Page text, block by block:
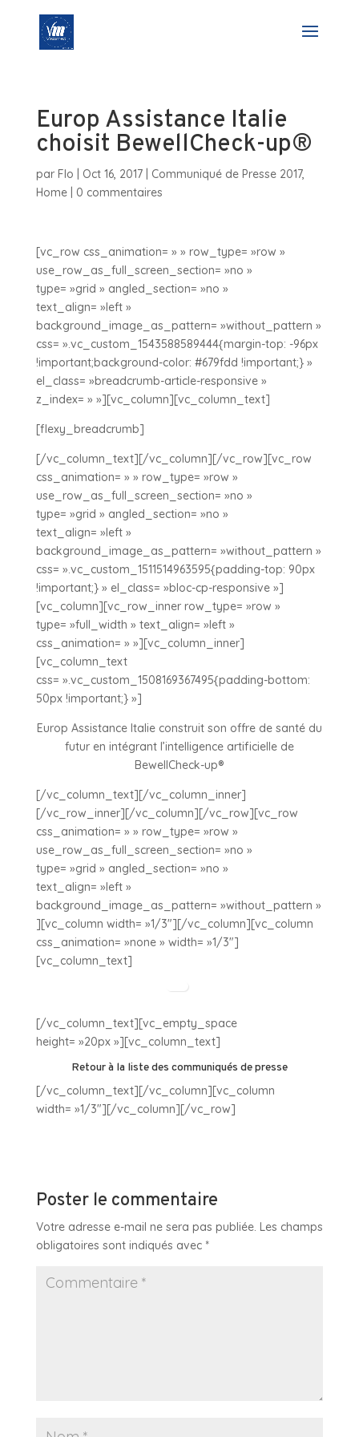
Europ Assistance Italie
choisit BewellCheck-up®
par Flo Oct 16, 2017| Communiqué de Presse 2017,
Home| 0 commentaires
[vc_row css_animation= » » row_type= »row »
use_row_as_full_screen_section= »no »
type= »grid » angled_section= »no »
text_align= »left »
background_image_as_pattern= »without_pattern »
css= ».vc_custom_1543588589444{margin-top: -96px
!important;background-color: #679fdd !important;} »
el_class= »breadcrumb-article-responsive »
z_index= » »][vc_column][vc_column_text]
[flexy_breadcrumb]
[/vc_column_text][/vc_column][/vc_row][vc_row
css_animation= » » row_type= »row »
use_row_as_full_screen_section= »no »
type= »grid » angled_section= »no »
text_align= »left »
background_image_as_pattern= »without_pattern »
css= ».vc_custom_1511514963595{padding-top: 90px
!important;} » el_class= »bloc-cp-responsive »]
[vc_column][vc_row_inner row_type= »row »
type= »full_width » text_align= »left »
css_animation= » »][vc_column_inner]
[vc_column_text
css= ».vc_custom_1508169367495{padding-bottom:
50px !important;} »]
Europ Assistance Italie construit son offre de santé du
futur en intégrant l’intelligence artificielle de
BewellCheck-up®
[/vc_column_text][/vc_column_inner]
[/vc_row_inner][/vc_column][/vc_row][vc_row
css_animation= » » row_type= »row »
use_row_as_full_screen_section= »no »
type= »grid » angled_section= »no »
text_align= »left »
background_image_as_pattern= »without_pattern »
][vc_column width= »1/3″][/vc_column][vc_column
css_animation= »none » width= »1/3″]
[vc_column_text]
[/vc_column_text][vc_empty_space
height= »20px »][vc_column_text]
Retour à la liste des communiqués de presse
[/vc_column_text][/vc_column][vc_column
width= »1/3″][/vc_column][/vc_row]
Poster le commentaire
Votre adresse e-mail ne sera pas publiée. Les champs
obligatoires sont indiqués avec *